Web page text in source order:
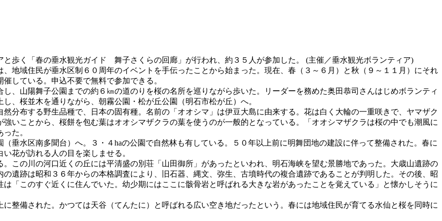
歩く「春の垂水観光ガイド 舞子さくらの回廊」が行われ、約３５人が参加した。 (主催／垂水観光ボランティア)
域住民が垂水区制６０周年のイベントを手伝ったことから始まった。現在、春（３～６月）と秋（９～１１月）にそれ
している。申込不要で無料で参加できる。
山陽舞子公園までの約６㎞の道のりを桜の名所を巡りながら歩いた。リーダーを務めた奥田恭司さんはじめボランティ
、桜並木を通りながら、朝霧公園・松が丘公園（明石市松が丘）へ。
布する野生品種で、日本の固有種。名前の「オオシマ」は伊豆大島に由来する。花は白く大輪の一重咲きで、ヤマザク
いことから、桜餅を包む葉はオオシマザクラの葉を使うのが一般的となっている。「オオシマザクラは桜の中でも潮風に
た。
水区南多聞台）へ。３・４haの公園で自然林も有している。５０年以上前に明舞団地の建設に伴って整備された。春に
花が訪れる人の目を楽しませる。
の川の河口近くの丘には平清盛の別荘「山田御所」があったといわれ、明石海峡を望む景勝地であった。大歳山遺跡の
遺跡は昭和３６年からの本格調査により、旧石器、縄文、弥生、古墳時代の複合遺跡であることが判明した。その後、昭
「このすぐ近くに住んでいた。幼少期にはここに骸骨岩と呼ばれる大きな岩があったことを覚えている」と懐かしそうに
備された。かつては天谷（てんたに）と呼ばれる広い空き地だったという。春には地域住民が育てる水仙と桜を同時に